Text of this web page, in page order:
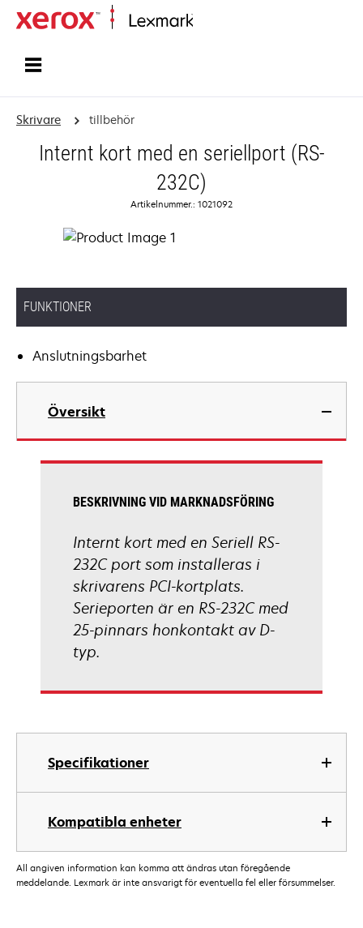
Skrivare tillbehör
Internt kort med en seriellport (RS-
232C)
Artikelnummer.: 1021092
FUNKTIONER
Anslutningsbarhet
Översikt
Specifikationer
Kompatibla enheter
BESKRIVNING VID MARKNADSFÖRING
Internt kort med en Seriell RS-
232C port som installeras i
skrivarens PCI-kortplats.
Serieporten är en RS-232C med
25-pinnars honkontakt av D-
typ.
All angiven information kan komma att ändras utan föregående
meddelande. Lexmark är inte ansvarigt för eventuella fel eller försummelser.